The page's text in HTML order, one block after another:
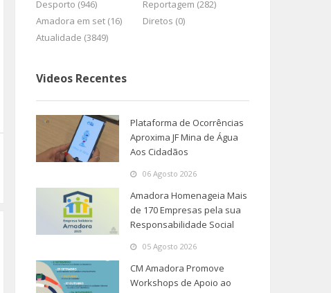
Desporto (946)
Reportagem (282)
Amadora em set (16)
Diretos (0)
Atualidade (3849)
Videos Recentes
Plataforma de Ocorrências
Aproxima JF Mina de Água
Aos Cidadãos
06 Agosto 2026
Amadora Homenageia Mais
de 170 Empresas pela sua
Responsabilidade Social
05 Agosto 2026
CM Amadora Promove
Workshops de Apoio ao